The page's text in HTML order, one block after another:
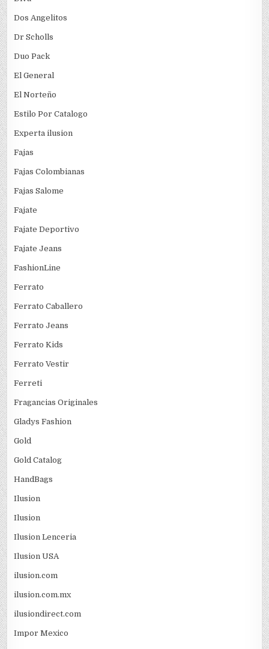
Dos Angelitos
Dr Scholls
Duo Pack
El General
El Norteño
Estilo Por Catalogo
Experta ilusion
Fajas
Fajas Colombianas
Fajas Salome
Fajate
Fajate Deportivo
Fajate Jeans
FashionLine
Ferrato
Ferrato Caballero
Ferrato Jeans
Ferrato Kids
Ferrato Vestir
Ferreti
Fragancias Originales
Gladys Fashion
Gold
Gold Catalog
HandBags
Ilusion
Ilusion
Ilusion Lenceria
Ilusion USA
ilusion.com
ilusion.com.mx
ilusiondirect.com
Impor Mexico